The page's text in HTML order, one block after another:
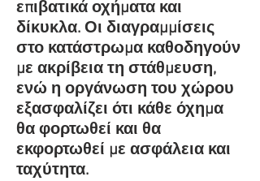
επιβατικά οχήματα και
δίκυκλα. Οι διαγραμμίσεις
στο κατάστρωμα καθοδηγούν
με ακρίβεια τη στάθμευση,
ενώ η οργάνωση του χώρου
εξασφαλίζει ότι κάθε όχημα
θα φορτωθεί και θα
εκφορτωθεί με ασφάλεια και
ταχύτητα.